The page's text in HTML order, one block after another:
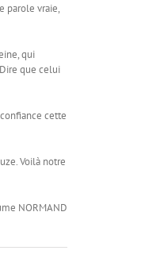
parole vraie,
qui
que celui
cette
Voilà notre
NORMAND